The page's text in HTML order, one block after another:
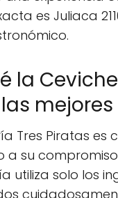
es Juliaca
la
Tres Piratas
a su
utiliza solo los